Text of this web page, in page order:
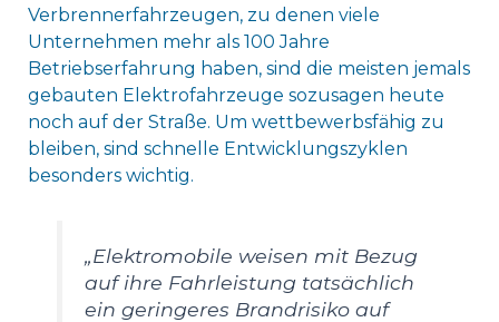
Verbrennerfahrzeugen, zu denen viele
Unternehmen mehr als 100 Jahre
Betriebserfahrung haben, sind die meisten jemals
gebauten Elektrofahrzeuge sozusagen heute
noch auf der Straße. Um wettbewerbsfähig zu
bleiben, sind schnelle Entwicklungszyklen
besonders wichtig.
„Elektromobile weisen mit Bezug
auf ihre Fahrleistung tatsächlich
ein geringeres Brandrisiko auf